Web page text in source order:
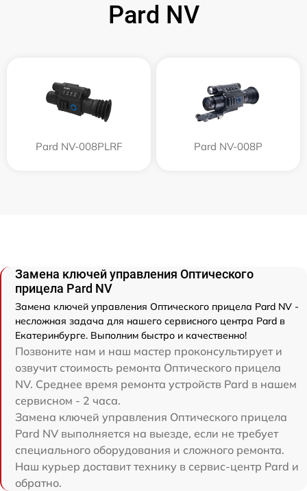
Pard NV
Pard NV-008PLRF Pard NV-008P
Замена ключей управления Оптического
прицела Pard NV
Замена ключей управления Оптического прицела Pard NV -
несложная задача для нашего сервисного центра Pard в
Екатеринбурге. Выполним быстро и качественно!
Позвоните нам и наш мастер проконсультирует и
озвучит стоимость ремонта Оптического прицела
NV. Среднее время ремонта устройств Pard в нашем
сервисном - 2 часа.
Замена ключей управления Оптического прицела
Pard NV выполняется на выезде, если не требует
специального оборудования и сложного ремонта.
Наш курьер доставит технику в сервис-центр Pard и
обратно.